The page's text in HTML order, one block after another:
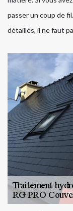
passer un coup de
détaillés, il ne faut